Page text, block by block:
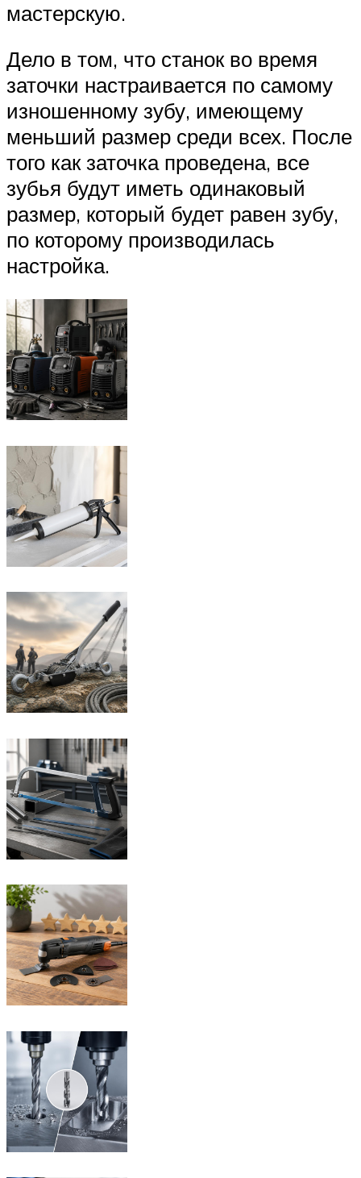
мастерскую.
Дело в том, что станок во время
заточки настраивается по самому
изношенному зубу, имеющему
меньший размер среди всех. После
того как заточка проведена, все
зубья будут иметь одинаковый
размер, который будет равен зубу,
по которому производилась
настройка.